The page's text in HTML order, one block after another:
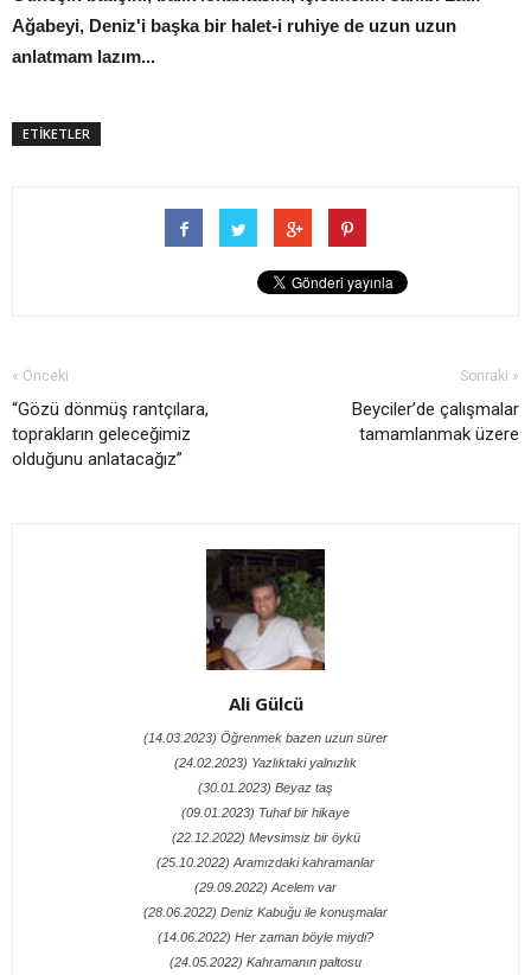
Ağabeyi, Deniz'i başka bir halet-i ruhiye de uzun uzun
anlatmam lazım...
ETİKETLER
« Önceki
“Gözü dönmüş rantçılara,
toprakların geleceğimiz
olduğunu anlatacağız”
Sonraki »
Beyciler’de çalışmalar
tamamlanmak üzere
Ali Gülcü
(14.03.2023) Öğrenmek bazen uzun sürer
(24.02.2023) Yazlıktaki yalnızlık
(30.01.2023) Beyaz taş
(09.01.2023) Tuhaf bir hikaye
(22.12.2022) Mevsimsiz bir öykü
(25.10.2022) Aramızdaki kahramanlar
(29.09.2022) Acelem var
(28.06.2022) Deniz Kabuğu ile konuşmalar
(14.06.2022) Her zaman böyle miydi?
(24.05.2022) Kahramanın paltosu